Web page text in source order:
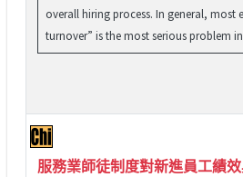
overall hiring process. In general, most
turnover” is the most serious problem in
服務業師徒制度對新進員工績